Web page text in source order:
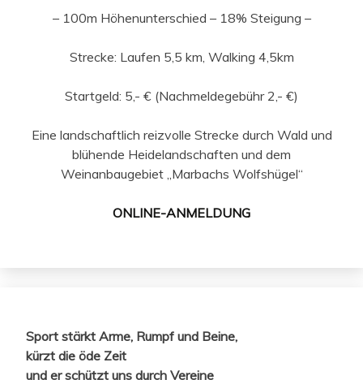
– 100m Höhenunterschied – 18% Steigung –
Strecke: Laufen 5,5 km, Walking 4,5km
Startgeld: 5,- € (Nachmeldegebühr 2,- €)
Eine landschaftlich reizvolle Strecke durch Wald und
blühende Heidelandschaften und dem
Weinanbaugebiet „Marbachs Wolfshügel“
ONLINE-ANMELDUNG
Sport stärkt Arme, Rumpf und Beine,
kürzt die öde Zeit
und er schützt uns durch Vereine